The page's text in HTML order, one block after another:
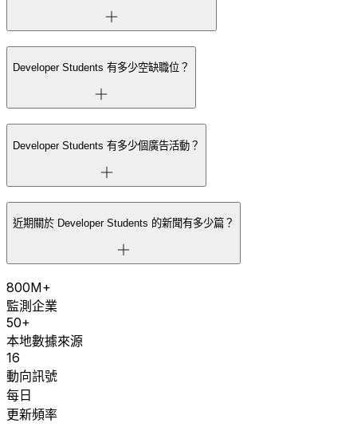
Developer Students 有多少空缺職位？
Developer Students 有多少個廣告活動？
近期關於 Developer Students 的新聞有多少篇？
800M+
監測企業
50+
本地數據來源
16
動向訊號
每日
更新頻率